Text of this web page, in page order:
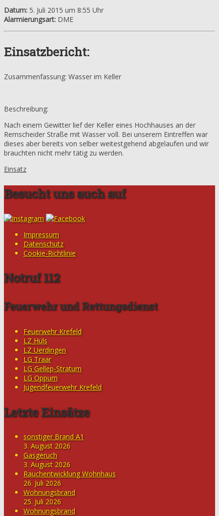
Datum: 5. Juli 2015 um 8:55 Uhr
Alarmierungsart: DME
Einsatzbericht:
Zusammenfassung: Wasser im Keller
Beschreibung:
Nach einem Gewitter lief der Keller eines Hochhauses an der
Remscheider Straße mit Wasser voll. Bei unserem Eintreffen war
dieses aber bereits von selber weitestgehend abgelaufen und wir
brauchten nicht mehr tätig zu werden.
Einsatz
Besucht uns auch auf
Impressum
Datenschutz
Cookie-Richtlinie
Notruf 112
Feuerwehr und Rettungsdienst
Feuerwehr Krefeld
LZ Hüls
LZ Uerdingen
LG Traar
LG Gellep-Stratum
LG Oppum
Jugendfeuerwehr Krefeld
Letzte Einsätze
sonstiger Brand A1
3. August 2026
Gasgeruch
3. August 2026
Rauchentwicklung Wohnhaus
26. Juli 2026
Wohnungsbrand
25. Juli 2026
Wohnungsbrand